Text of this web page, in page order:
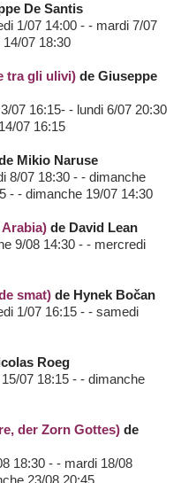
De Santis
1/07 14:00 - - mardi 7/07
07 18:30
tra gli ulivi) de Giuseppe
07 16:15- - lundi 6/07 20:30
07 16:15
Mikio Naruse
8/07 18:30 - - dimanche
- - dimanche 19/07 14:30
de David Lean
9/08 14:30 - - mercredi
smat) de Hynek Bočan
1/07 16:15 - - samedi
Roeg
07 18:15 - - dimanche
der Zorn Gottes) de
18:30 - - mardi 18/08